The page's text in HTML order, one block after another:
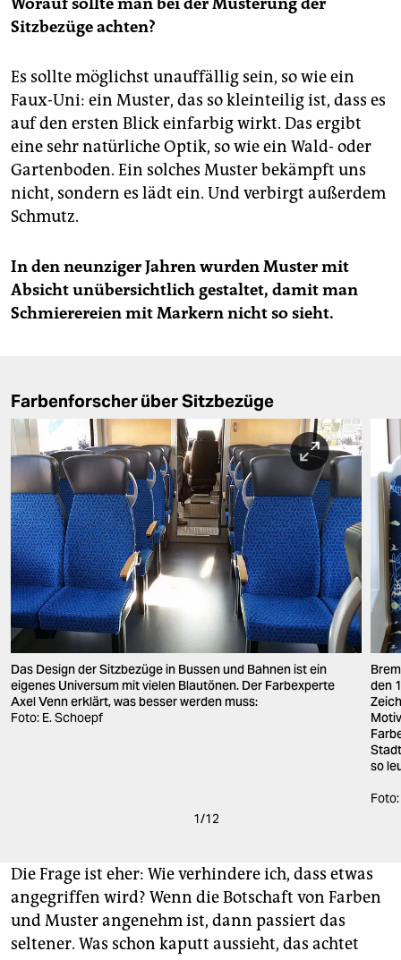
Sitzbezüge achten?
Es sollte möglichst unauffällig sein, so wie ein
Faux-Uni: ein Muster, das so kleinteilig ist, dass es
auf den ersten Blick einfarbig wirkt. Das ergibt
eine sehr natürliche Optik, so wie ein Wald- oder
Gartenboden. Ein solches Muster bekämpft uns
nicht, sondern es lädt ein. Und verbirgt außerdem
Schmutz.
In den neunziger Jahren wurden Muster mit
Absicht unübersichtlich gestaltet, damit man
Schmierereien mit Markern nicht so sieht.
Farbenforscher über Sitzbezüge
Das Design der Sitzbezüge in Bussen und Bahnen ist ein
eigenes Universum mit vielen Blautönen. Der Farbexperte
Axel Venn erklärt, was besser werden muss:
Foto: E. Schoepf
den
so
1/12
Die Frage ist eher: Wie verhindere ich, dass etwas
angegriffen wird? Wenn die Botschaft von Farben
und Muster angenehm ist, dann passiert das
seltener. Was schon kaputt aussieht, das achtet